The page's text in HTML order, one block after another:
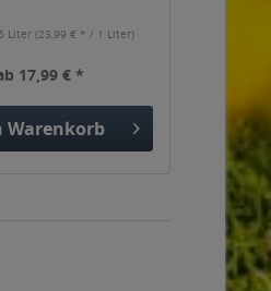
Liter (23,99 € * / 1 Liter)
17,99 € *
Warenkorb